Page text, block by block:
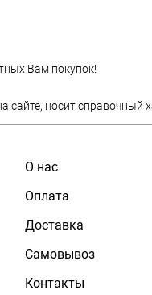
Вам покупок!
носит справочный
О нас
Оплата
Доставка
Самовывоз
Контакты